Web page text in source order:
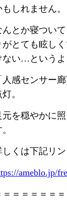
もしれません。
んとか寝つい
がとても眩し
ない…という
人感センサー
。
元を穏やかに
しくは下記リ
ameblo.jp/
＝＝＝＝＝＝